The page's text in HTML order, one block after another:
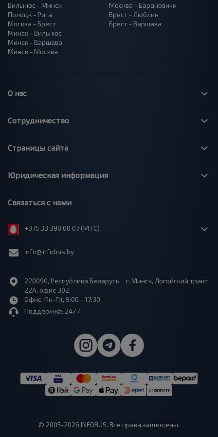
Вильнюс - Минск
Полоцк - Рига
Москва - Брест
Минск - Вильнюс
Минск - Варшава
Минск - Москва
Москва - Барановичи
Брест - Люблин
Брест - Варшава
О нас
Сотрудничество
Страницы сайта
Юридическая информация
Связаться с нами
+375 33 390 00 07 (МТС)
info@infobus.by
220090, Республика Беларусь, г. Минск, Логойский тракт,
22А, офис 302.
Офис: Пн-Пт, 9:00 - 17:30
Поддержка: 24/7
© 2005-2026 INFOBUS. Все права защищены.